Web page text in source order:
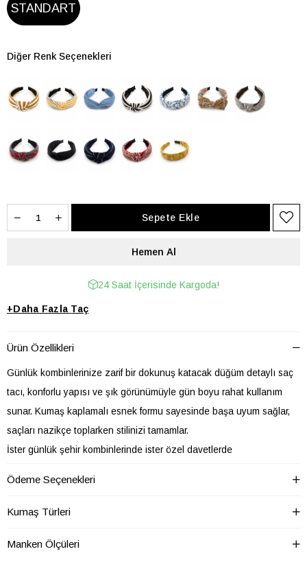
STANDART
Diğer Renk Seçenekleri
24 Saat İçerisinde Kargoda!
+Daha Fazla Taç
Ürün Özellikleri
Günlük kombinlerinize zarif bir dokunuş katacak düğüm detaylı saç
tacı, konforlu yapısı ve şık görünümüyle gün boyu rahat kullanım
sunar. Kumaş kaplamalı esnek formu sayesinde başa uyum sağlar,
saçları nazikçe toplarken stilinizi tamamlar.
İster günlük şehir kombinlerinde ister özel davetlerde
seçenekleriyle her tarza uyum sağlar. Hafif yapısı sayesinde uzun
süreli kullanımlarda rahatsızlık hissi oluşturmaz.
* Kumaş kaplama saç tacı
Ödeme Seçenekleri
Kumaş Türleri
Manken Ölçüleri